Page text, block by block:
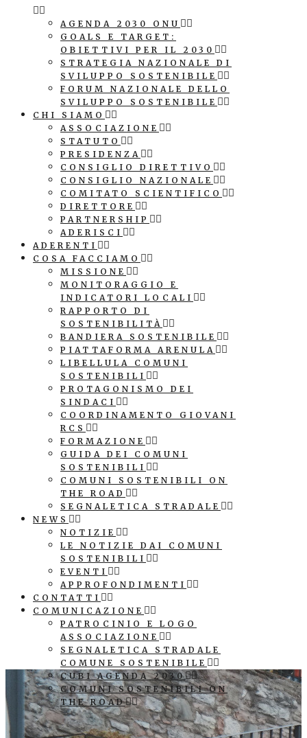
AGENDA 2030 ONU
GOALS E TARGET:
OBIETTIVI PER IL 2030
STRATEGIA NAZIONALE DI
SVILUPPO SOSTENIBILE
FORUM NAZIONALE DELLO
SVILUPPO SOSTENIBILE
CHI SIAMO
ASSOCIAZIONE
STATUTO
PRESIDENZA
CONSIGLIO DIRETTIVO
CONSIGLIO NAZIONALE
COMITATO SCIENTIFICO
DIRETTORE
PARTNERSHIP
ADERISCI
ADERENTI
COSA FACCIAMO
MISSIONE
MONITORAGGIO E
INDICATORI LOCALI
RAPPORTO DI
SOSTENIBILITÀ
BANDIERA SOSTENIBILE
PIATTAFORMA ARENULA
LIBELLULA COMUNI
SOSTENIBILI
PROTAGONISMO DEI
SINDACI
COORDINAMENTO GIOVANI
RCS
FORMAZIONE
GUIDA DEI COMUNI
SOSTENIBILI
COMUNI SOSTENIBILI ON
THE ROAD
SEGNALETICA STRADALE
NEWS
NOTIZIE
LE NOTIZIE DAI COMUNI
SOSTENIBILI
EVENTI
APPROFONDIMENTI
CONTATTI
COMUNICAZIONE
PATROCINIO E LOGO
ASSOCIAZIONE
SEGNALETICA STRADALE
COMUNE SOSTENIBILE
CUBI AGENDA 2030
COMUNI SOSTENIBILI ON
THE ROAD